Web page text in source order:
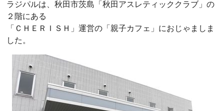
ラジパルは、秋田市茨島「秋田アスレティッククラブ」の
２階にある
「ＣＨＥＲＩＳＨ」運営の「親子カフェ」におじゃましま
した。